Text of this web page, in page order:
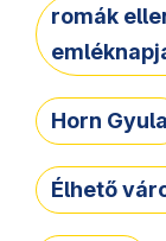
romák
Horn Gyula
Élhető